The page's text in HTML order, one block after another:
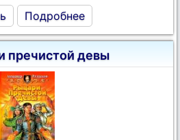
Подробнее
пречистой девы